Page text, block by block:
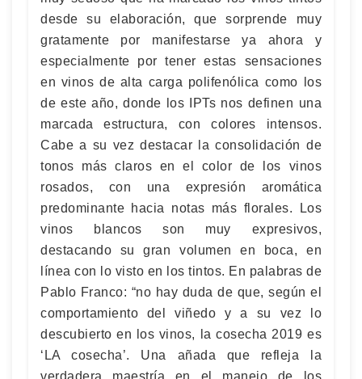
desde su elaboración, que sorprende muy
gratamente por manifestarse ya ahora y
especialmente por tener estas sensaciones
en vinos de alta carga polifenólica como los
de este año, donde los IPTs nos definen una
marcada estructura, con colores intensos.
Cabe a su vez destacar la consolidación de
tonos más claros en el color de los vinos
rosados, con una expresión aromática
predominante hacia notas más florales. Los
vinos blancos son muy expresivos,
destacando su gran volumen en boca, en
línea con lo visto en los tintos. En palabras de
Pablo Franco: “no hay duda de que, según el
comportamiento del viñedo y a su vez lo
descubierto en los vinos, la cosecha 2019 es
‘LA cosecha’. Una añada que refleja la
verdadera maestría en el manejo de los